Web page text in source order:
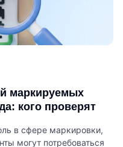
маркируемых
кого проверят
в сфере маркировки,
могут потребоваться